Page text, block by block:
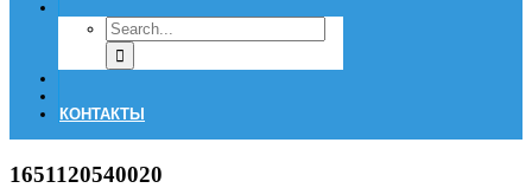
КОНТАКТЫ
1651120540020